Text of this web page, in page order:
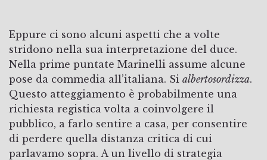
Eppure ci sono alcuni aspetti che a volte
stridono nella sua interpretazione del duce.
Nella prime puntate Marinelli assume alcune
pose da commedia all’italiana. Si albertosordizza.
Questo atteggiamento è probabilmente una
richiesta registica volta a coinvolgere il
pubblico, a farlo sentire a casa, per consentire
di perdere quella distanza critica di cui
parlavamo sopra. A un livello di strategia